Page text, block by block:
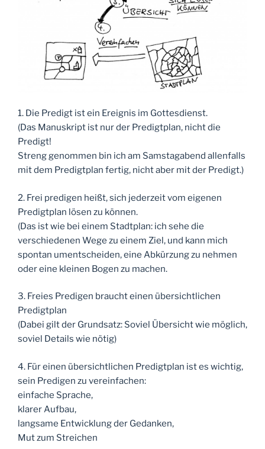
1. Die Predigt ist ein Ereignis im Gottesdienst.
(Das Manuskript ist nur der Predigtplan, nicht die
Predigt!
Streng genommen bin ich am Samstagabend allenfalls
mit dem Predigtplan fertig, nicht aber mit der Predigt.)
2. Frei predigen heißt, sich jederzeit vom eigenen
Predigtplan lösen zu können.
(Das ist wie bei einem Stadtplan: ich sehe die
verschiedenen Wege zu einem Ziel, und kann mich
spontan umentscheiden, eine Abkürzung zu nehmen
oder eine kleinen Bogen zu machen.
3. Freies Predigen braucht einen übersichtlichen
Predigtplan
(Dabei gilt der Grundsatz: Soviel Übersicht wie möglich,
soviel Details wie nötig)
4. Für einen übersichtlichen Predigtplan ist es wichtig,
sein Predigen zu vereinfachen:
einfache Sprache,
klarer Aufbau,
langsame Entwicklung der Gedanken,
Mut zum Streichen